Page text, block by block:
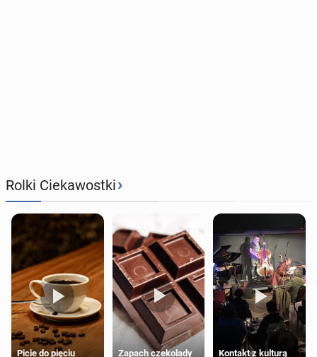
Rolki Ciekawostki›
Picie do pięciu
Zapach czekolady
Kontakt z kulturą